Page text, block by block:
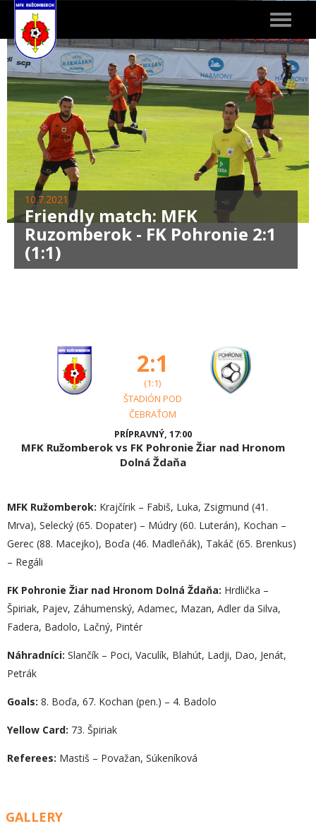
Toggle
10.7.2021
Friendly match: MFK
Ruzomberok - FK Pohronie 2:1
(1:1)
2:1
(1:1)
ŠTADIÓN POD
ČEBRAŤOM
PRÍPRAVNÝ, 17:00
MFK Ružomberok vs FK Pohronie Žiar nad Hronom
Dolná Ždaňa
MFK Ružomberok: Krajčírik – Fabiš, Luka, Zsigmund (41.
Mrva), Selecký (65. Dopater) – Múdry (60. Luterán), Kochan –
Gerec (88. Macejko), Boďa (46. Madleňák), Takáč (65. Brenkus)
– Regáli
FK Pohronie Žiar nad Hronom Dolná Ždaňa: Hrdlička –
Špiriak, Pajev, Záhumenský, Adamec, Mazan, Adler da Silva,
Fadera, Badolo, Lačný, Pintér
Náhradníci: Slančík – Poci, Vaculík, Blahút, Ladji, Dao, Jenát,
Petrák
Goals: 8. Boďa, 67. Kochan (pen.) – 4. Badolo
Yellow Card: 73. Špiriak
Referees: Mastiš – Považan, Súkeníková
GALLERY